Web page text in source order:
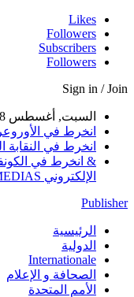
Likes
Followers
Subscribers
Followers
Sign in / Join
السبت, أغسطس 8, 2026
انخرط في
انخرط في النقابة
& انخرط في
الإلكتروني MEDIAS
Publisher
الرئيسية
الدولية
Internationale
الصحافة و الإعلام
الأمم المتحدة